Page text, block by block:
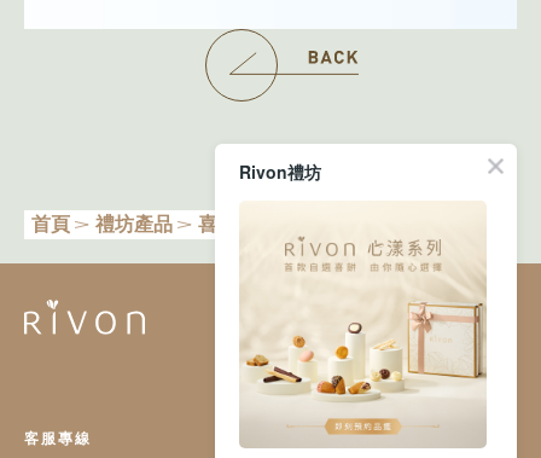
首頁 禮坊產品 喜餅
客服專線
Rivon禮坊